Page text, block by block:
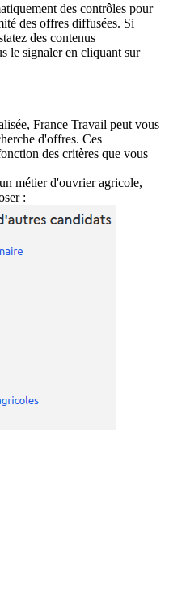
des contrôles pour
des offres diffusées. Si
des contenus
le signaler en cliquant sur
France Travail peut vous
d'offres. Ces
des critères que vous
métier d'ouvrier agricole,
: